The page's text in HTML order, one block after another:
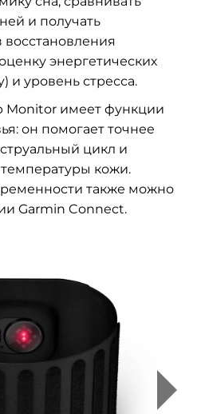
и получать
энергетических
и уровень стресса.
Monitor имеет функции
он помогает точнее
цикл и
кожи.
также можно
Garmin Connect.